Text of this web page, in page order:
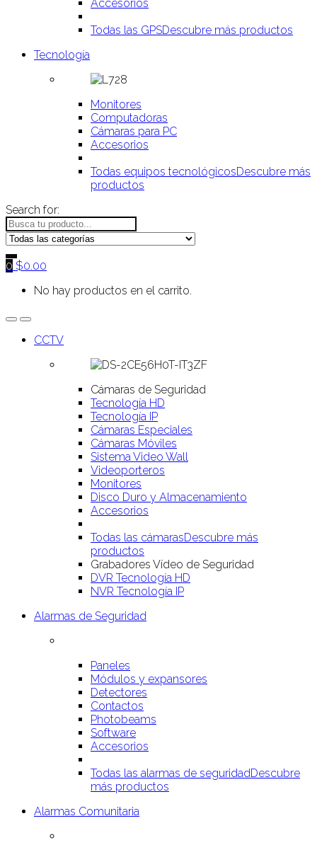
Accesorios
Todas las GPSDescubre más productos
Tecnología
Monitores
Computadoras
Cámaras para PC
Accesorios
Todas equipos tecnológicosDescubre más
productos
Search for:
0 $0.00
No hay productos en el carrito.
CCTV
Cámaras de Seguridad
Tecnología HD
Tecnología IP
Cámaras Especiales
Cámaras Móviles
Sistema Video Wall
Videoporteros
Monitores
Disco Duro y Almacenamiento
Accesorios
Todas las cámarasDescubre más
productos
Grabadores Vídeo de Seguridad
DVR Tecnología HD
NVR Tecnología IP
Alarmas de Seguridad
Paneles
Módulos y expansores
Detectores
Contactos
Photobeams
Software
Accesorios
Todas las alarmas de seguridadDescubre
más productos
Alarmas Comunitaria